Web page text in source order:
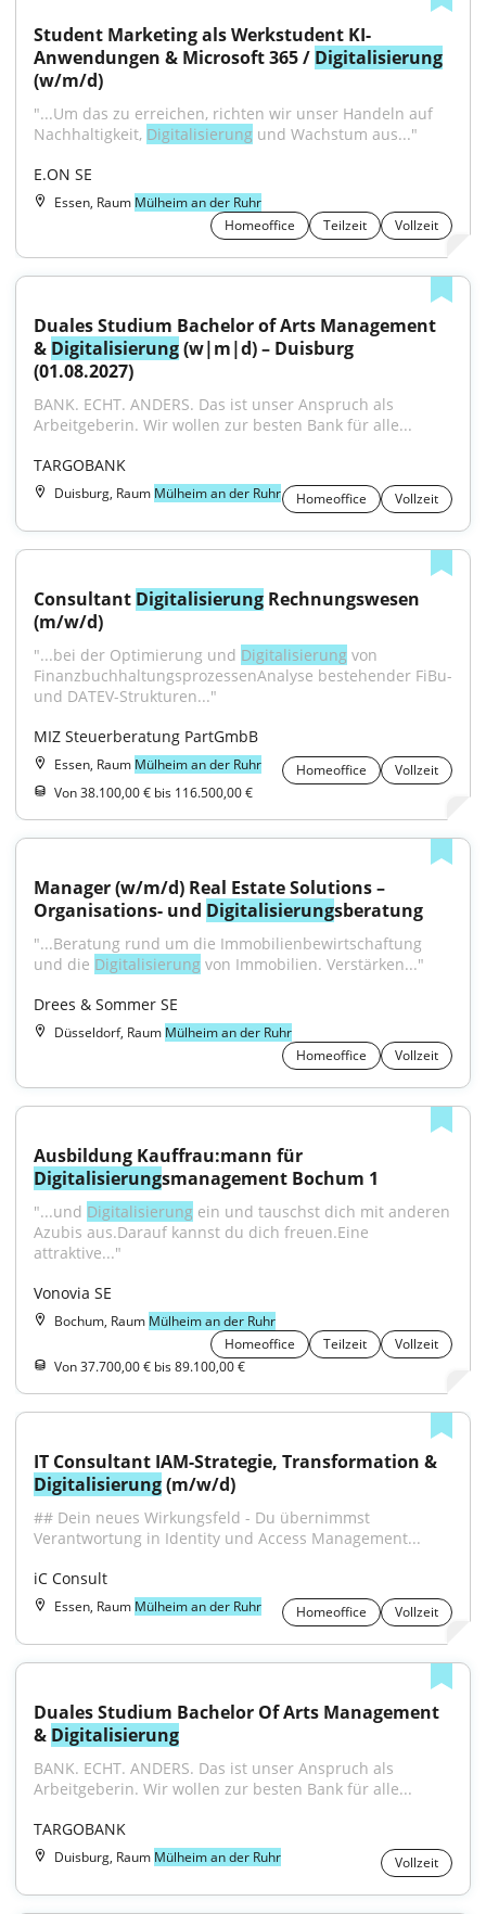
Student Marketing als Werkstudent KI-
Anwendungen & Microsoft 365 / Digitalisierung
(w/m/d)
"...Um das zu erreichen, richten wir unser Handeln auf
Nachhaltigkeit, Digitalisierung und Wachstum aus..."
E.ON SE
Essen, Raum Mülheim an der Ruhr
Homeoffice
Teilzeit Vollzeit
Duales Studium Bachelor of Arts Management
& Digitalisierung (w|m|d) – Duisburg
(01.08.2027)
BANK. ECHT. ANDERS. Das ist unser Anspruch als
Arbeitgeberin. Wir wollen zur besten Bank für alle...
TARGOBANK
Duisburg, Raum Mülheim an der Ruhr Homeoffice Vollzeit
Consultant Digitalisierung Rechnungswesen
(m/w/d)
"...bei der Optimierung und Digitalisierung von
FinanzbuchhaltungsprozessenAnalyse bestehender FiBu-
und DATEV-Strukturen..."
MIZ Steuerberatung PartGmbB
Essen, Raum Mülheim an der Ruhr Homeoffice
Vollzeit
Von 38.100,00 € bis 116.500,00 €
Manager (w/m/d) Real Estate Solutions –
Organisations- und Digitalisierungsberatung
"...Beratung rund um die Immobilienbewirtschaftung
und die Digitalisierung von Immobilien. Verstärken..."
Drees & Sommer SE
Düsseldorf, Raum Mülheim an der Ruhr
Homeoffice
Vollzeit
Digitalisierungsmanagement Bochum 1
"...und Digitalisierung ein und tauschst dich mit anderen
Azubis aus.Darauf kannst du dich freuen.Eine
attraktive..."
Vonovia SE
Bochum, Raum Mülheim an der Ruhr
Homeoffice
Teilzeit
Vollzeit
Von 37.700,00 € bis 89.100,00 €
Digitalisierung (m/w/d)
## Dein neues Wirkungsfeld - Du übernimmst
Verantwortung in Identity und Access Management...
iC Consult
Essen, Raum Mülheim an der Ruhr Homeoffice Vollzeit
Duales Studium Bachelor Of Arts Management
& Digitalisierung
BANK. ECHT. ANDERS. Das ist unser Anspruch als
Arbeitgeberin. Wir wollen zur besten Bank für alle...
TARGOBANK
Duisburg, Raum Mülheim an der Ruhr Vollzeit